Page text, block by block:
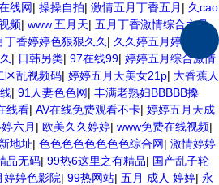
线网| 操操自拍| 激情五月丁香五月 | 久cao
频| www.五月天| 五月丁香激情综合六月
丁香婷婷色狠狠久久 | 久久婷五月婷
| 日韩另类| 97在线99| 婷婷五月综合激情
区乱视频码| 婷婷五月天美女21p| 大香蕉人
| 91人妻色色网| 丰满老熟妇BBBBB搡
线看| AV在线免费观看不卡| 婷婷五月天成
六月 | 欧美久久婷婷| www免费在线视频|
地址| 色色色色色色色色综合网| 激情婷婷
品无码| 99热6这里之有精品| 国产乱子轮
婷婷色影院| 99热网站| 五月 成人 婷婷| 永